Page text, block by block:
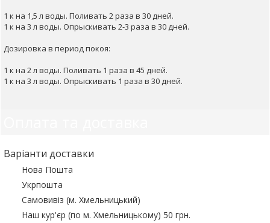
1 к на 1,5 л воды. Поливать 2 раза в 30 дней.
1 к на 3 л воды. Опрыскивать 2-3 раза в 30 дней.
Дозировка в период покоя:
1 к на 2 л воды. Поливать 1 раза в 45 дней.
1 к на 3 л воды. Опрыскивать 1 раза в 30 дней.
Варіанти доставки
Нова Пошта
Укрпошта
Самовивіз (м. Хмельницький)
Наш кур'єр (по м. Хмельницькому) 50 грн.